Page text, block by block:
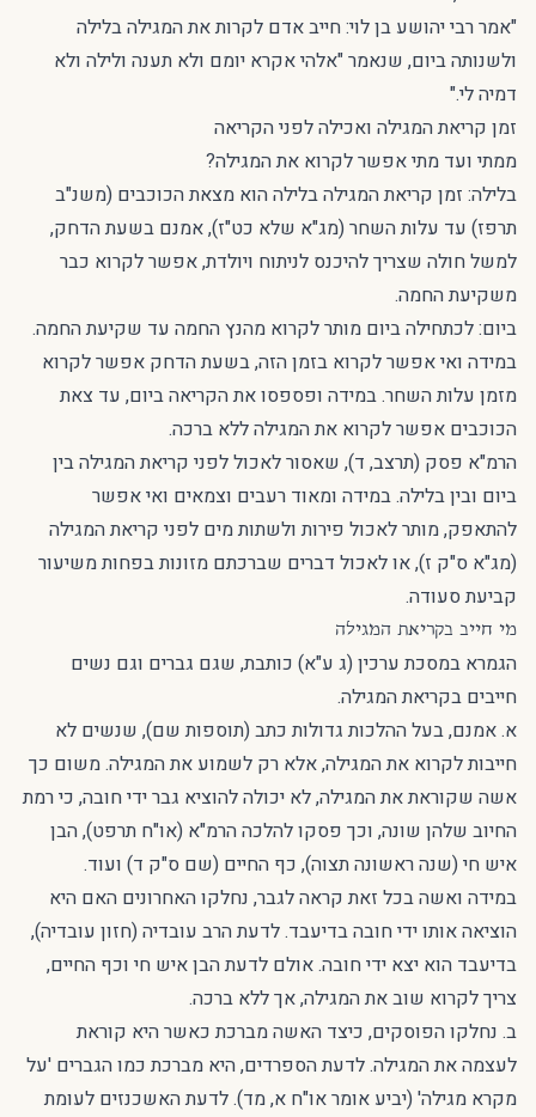
"אמר רבי יהושע בן לוי: חייב אדם לקרות את המגילה בלילה
ולשנותה ביום, שנאמר "אלהי אקרא יומם ולא תענה ולילה ולא
דמיה לי."
זמן קריאת המגילה ואכילה לפני הקריאה
ממתי ועד מתי אפשר לקרוא את המגילה?
בלילה: זמן קריאת המגילה בלילה הוא מצאת הכוכבים (משנ"ב
תרפז) עד עלות השחר (מג"א שלא כט"ז), אמנם בשעת הדחק,
למשל חולה שצריך להיכנס לניתוח ויולדת, אפשר לקרוא כבר
משקיעת החמה.
ביום: לכתחילה ביום מותר לקרוא מהנץ החמה עד שקיעת החמה.
במידה ואי אפשר לקרוא בזמן הזה, בשעת הדחק אפשר לקרוא
מזמן עלות השחר. במידה ופספסו את הקריאה ביום, עד צאת
הכוכבים אפשר לקרוא את המגילה ללא ברכה.
הרמ"א פסק (תרצב, ד), שאסור לאכול לפני קריאת המגילה בין
ביום ובין בלילה. במידה ומאוד רעבים וצמאים ואי אפשר
להתאפק, מותר לאכול פירות ולשתות מים לפני קריאת המגילה
(מג"א ס"ק ז), או לאכול דברים שברכתם מזונות בפחות משיעור
קביעת סעודה.
מי חייב בקריאת המגילה
הגמרא במסכת ערכין (ג ע"א) כותבת, שגם גברים וגם נשים
חייבים בקריאת המגילה.
א. אמנם, בעל ההלכות גדולות כתב (תוספות שם), שנשים לא
חייבות לקרוא את המגילה, אלא רק לשמוע את המגילה. משום כך
אשה שקוראת את המגילה, לא יכולה להוציא גבר ידי חובה, כי רמת
החיוב שלהן שונה, וכך פסקו להלכה הרמ"א (או"ח תרפט), הבן
איש חי (שנה ראשונה תצוה), כף החיים (שם ס"ק ד) ועוד.
במידה ואשה בכל זאת קראה לגבר, נחלקו האחרונים האם היא
הוציאה אותו ידי חובה בדיעבד. לדעת הרב עובדיה (חזון עובדיה),
בדיעבד הוא יצא ידי חובה. אולם לדעת הבן איש חי וכף החיים,
צריך לקרוא שוב את המגילה, אך ללא ברכה.
ב. נחלקו הפוסקים, כיצד האשה מברכת כאשר היא קוראת
לעצמה את המגילה. לדעת הספרדים, היא מברכת כמו הגברים 'על
מקרא מגילה' (יביע אומר או"ח א, מד). לדעת האשכנזים לעומת